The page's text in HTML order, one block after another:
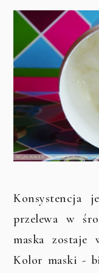
Konsystencja
przelewa w
maska
Kolor maski -